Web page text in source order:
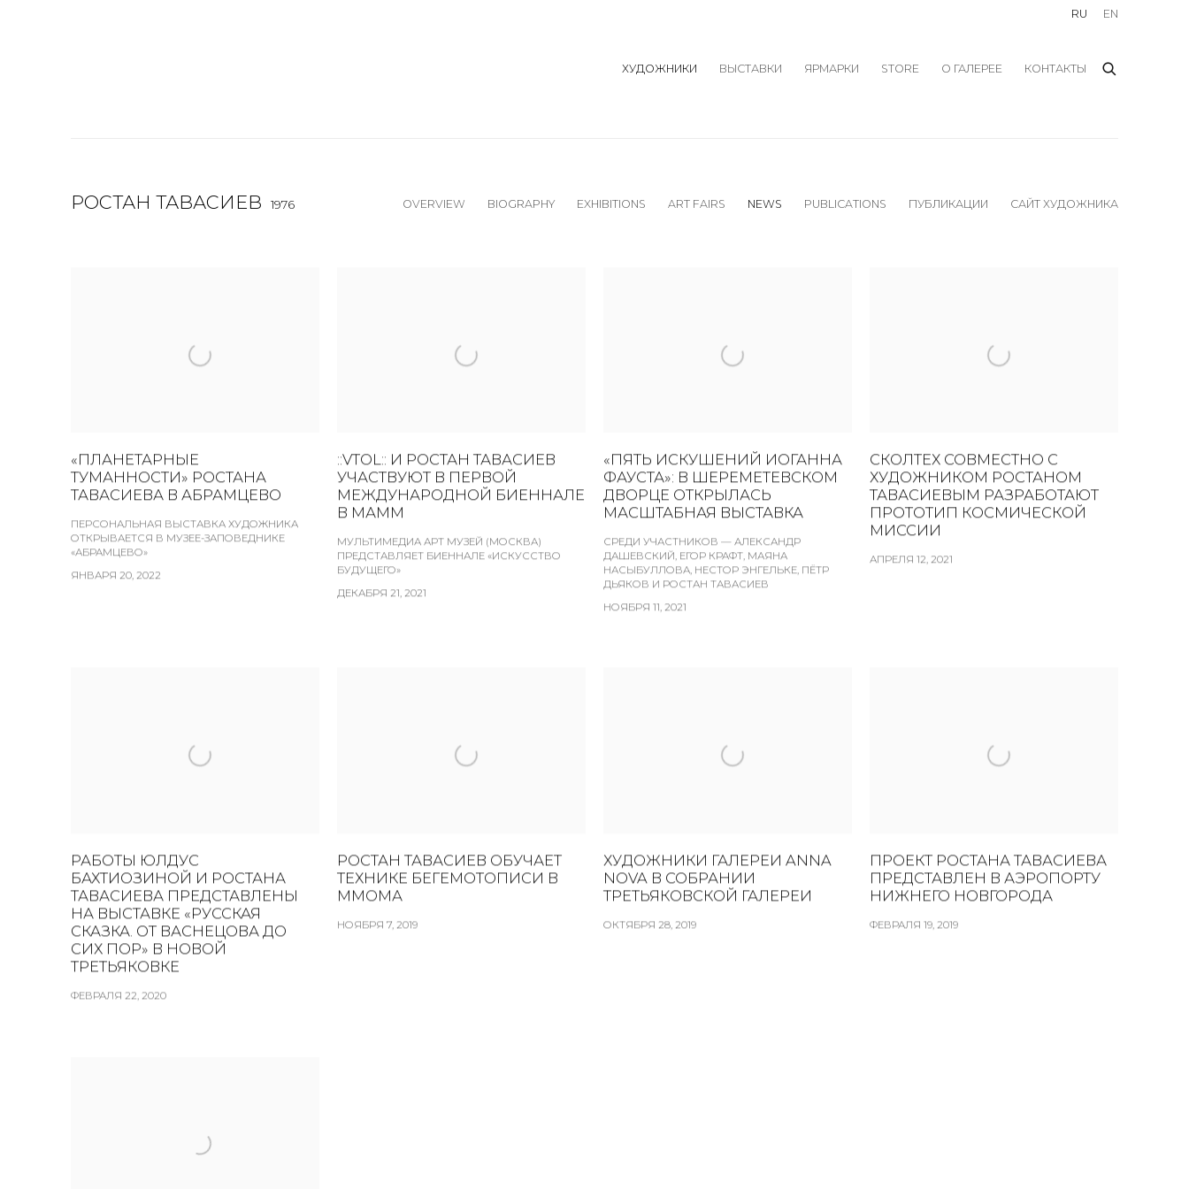
ХУДОЖНИКИ ВЫСТАВКИ ЯРМАРКИ STORE О ГАЛЕРЕЕ КОНТАКТЫ
RU EN
РОСТАН ТАВАСИЕВ 1976 OVERVIEW BIOGRAPHY EXHIBITIONS ART FAIRS NEWS PUBLICATIONS ПУБЛИКАЦИИ САЙТ ХУДОЖНИКА
«ПЛАНЕТАРНЫЕ
ТУМАННОСТИ» РОСТАНА
ТАВАСИЕВА В АБРАМЦЕВО
ПЕРСОНАЛЬНАЯ ВЫСТАВКА ХУДОЖНИКА
ОТКРЫВАЕТСЯ В МУЗЕЕ-ЗАПОВЕДНИКЕ
«АБРАМЦЕВО»
ЯНВАРЯ 20, 2022
::VTOL:: И РОСТАН ТАВАСИЕВ
УЧАСТВУЮТ В ПЕРВОЙ
МЕЖДУНАРОДНОЙ БИЕННАЛЕ
В МАММ
МУЛЬТИМЕДИА АРТ МУЗЕЙ (МОСКВА)
ПРЕДСТАВЛЯЕТ БИЕННАЛЕ «ИСКУССТВО
БУДУЩЕГО»
ДЕКАБРЯ 21, 2021
«ПЯТЬ ИСКУШЕНИЙ ИОГАННА
ФАУСТА»: В ШЕРЕМЕТЕВСКОМ
ДВОРЦЕ ОТКРЫЛАСЬ
МАСШТАБНАЯ ВЫСТАВКА
СРЕДИ УЧАСТНИКОВ — АЛЕКСАНДР
ДАШЕВСКИЙ, ЕГОР КРАФТ, МАЯНА
НАСЫБУЛЛОВА, НЕСТОР ЭНГЕЛЬКЕ, ПЁТР
ДЬЯКОВ И РОСТАН ТАВАСИЕВ
НОЯБРЯ 11, 2021
СКОЛТЕХ СОВМЕСТНО С
ХУДОЖНИКОМ РОСТАНОМ
ТАВАСИЕВЫМ РАЗРАБОТАЮТ
ПРОТОТИП КОСМИЧЕСКОЙ
МИССИИ
АПРЕЛЯ 12, 2021
РАБОТЫ ЮЛДУС
БАХТИОЗИНОЙ И РОСТАНА
ТАВАСИЕВА ПРЕДСТАВЛЕНЫ
НА ВЫСТАВКЕ «РУССКАЯ
СКАЗКА. ОТ ВАСНЕЦОВА ДО
СИХ ПОР» В НОВОЙ
ТРЕТЬЯКОВКЕ
ФЕВРАЛЯ 22, 2020
РОСТАН ТАВАСИЕВ ОБУЧАЕТ
ТЕХНИКЕ БЕГЕМОТОПИСИ В
ММОМА
НОЯБРЯ 7, 2019
ХУДОЖНИКИ ГАЛЕРЕИ ANNA
NOVA В СОБРАНИИ
ТРЕТЬЯКОВСКОЙ ГАЛЕРЕИ
ОКТЯБРЯ 28, 2019
ПРОЕКТ РОСТАНА ТАВАСИЕВА
ПРЕДСТАВЛЕН В АЭРОПОРТУ
НИЖНЕГО НОВГОРОДА
ФЕВРАЛЯ 19, 2019